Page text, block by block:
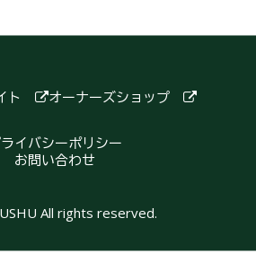
ト オーナーズショップ
イバシーポリシー
お問い合わせ
All rights reserved.